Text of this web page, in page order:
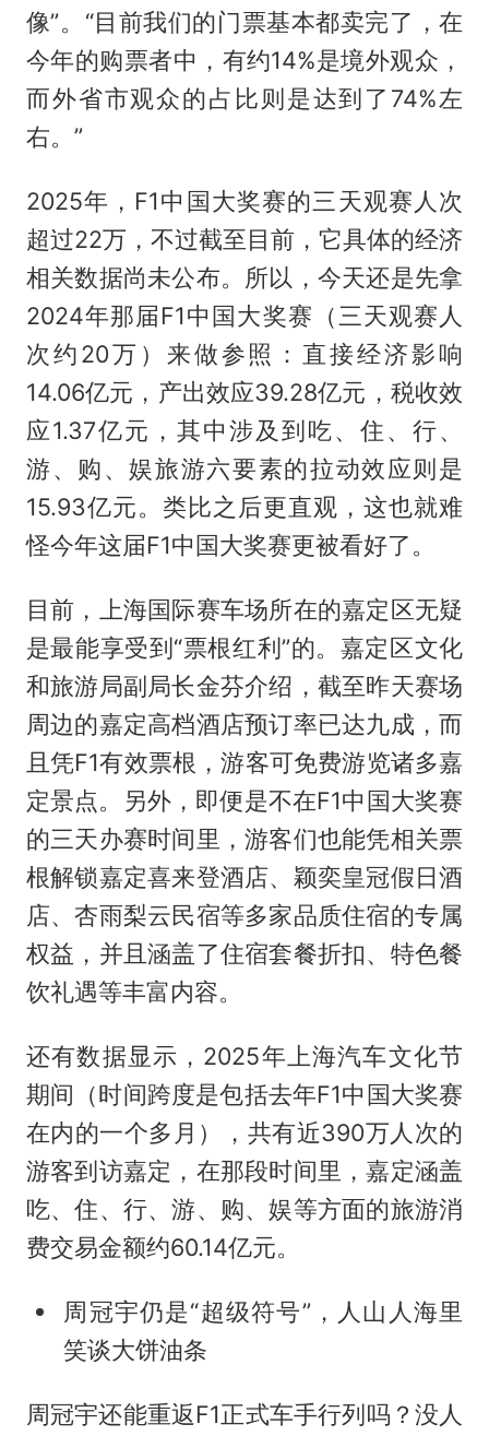
像”。“目前我们的门票基本都卖完了，在
今年的购票者中，有约14%是境外观众，
而外省市观众的占比则是达到了74%左
右。”
2025年，F1中国大奖赛的三天观赛人次
超过22万，不过截至目前，它具体的经济
相关数据尚未公布。所以，今天还是先拿
2024年那届F1中国大奖赛（三天观赛人
次约20万）来做参照：直接经济影响
14.06亿元，产出效应39.28亿元，税收效
应1.37亿元，其中涉及到吃、住、行、
游、购、娱旅游六要素的拉动效应则是
15.93亿元。类比之后更直观，这也就难
怪今年这届F1中国大奖赛更被看好了。
目前，上海国际赛车场所在的嘉定区无疑
是最能享受到“票根红利”的。嘉定区文化
和旅游局副局长金芬介绍，截至昨天赛场
周边的嘉定高档酒店预订率已达九成，而
且凭F1有效票根，游客可免费游览诸多嘉
定景点。另外，即便是不在F1中国大奖赛
的三天办赛时间里，游客们也能凭相关票
根解锁嘉定喜来登酒店、颖奕皇冠假日酒
店、杏雨梨云民宿等多家品质住宿的专属
权益，并且涵盖了住宿套餐折扣、特色餐
饮礼遇等丰富内容。
还有数据显示，2025年上海汽车文化节
期间（时间跨度是包括去年F1中国大奖赛
在内的一个多月），共有近390万人次的
游客到访嘉定，在那段时间里，嘉定涵盖
吃、住、行、游、购、娱等方面的旅游消
费交易金额约60.14亿元。
周冠宇仍是“超级符号”，人山人海里
笑谈大饼油条
周冠宇还能重返F1正式车手行列吗？没人